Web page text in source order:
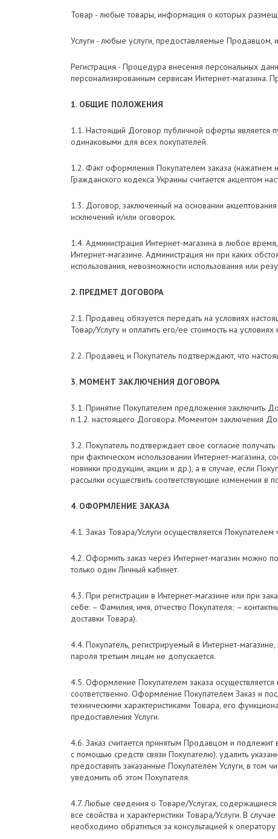
Товар - любые товары, информация о которых
Услуги - любые услуги, предоставляемые
Регистрация - Процедура внесения персональных
персонализированным сервисам Интернет-магазина.
1. ОБЩИЕ ПОЛОЖЕНИЯ
1.1. Настоящий Договор публичной оферты является
одинаковыми для всех покупателей.
1.2. Факт оформления Покупателем заказа (нажатием
Гражданского кодекса Украины считается акцептом
1.3. Договор, заключенный на основании
исключений и/или оговорок.
1.4. Администрация Интернет-магазина в любое
Интернет-магазине. Администрация ни при каких
использования, невозможности использования или
2. ПРЕДМЕТ ДОГОВОРА
2.1. Продавец обязуется передать на условиях
Товар/Услугу и оплатить его/ее стоимость на
2.2. Продавец и Покупатель подтверждают, что
3. МОМЕНТ ЗАКЛЮЧЕНИЯ ДОГОВОРА
3.1. Принятие Покупателем предложения заключить
п.1.2. настоящего Договора. Моментом заключения
3.2. Покупатель подтверждает свое согласие
при фактическом использовании Интернет-магазина,
новинки продукции, акции и др.), а в случае, если
рассылки осуществить соответствующие изменения в
4. ОФОРМЛЕНИЕ ЗАКАЗА
4.1. Заказ Товара/Услуги осуществляется
4.2. Оформить заказ через Интернет-магазин можно
только один Личный кабинет.
4.3. При регистрации в Интернет-магазине или при
себе: – Фамилия, имя, отчество Покупателя; –
доставки Товара).
4.4. Покупатель, регистрируемый в Интернет-
пароля третьим лицам не допускается.
4.5. Оформление Покупателем заказа
соответственно. Оформление Покупателем Заказ и
техническими характеристиками Товара, его
предоставления Услуги.
4.6. Заказ считается принятым Продавцом и
с помощью средств связи Покупателю). удалить
предоставить заказанные Покупателем Услуги, в том
уведомить об этом Покупателя.
4.7. Любые сведения о Товаре/Услугах,
все свойства и характеристики Товара/Услуги. В
необходимо обратиться за консультацией к